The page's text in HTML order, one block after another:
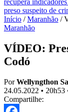
recupera
preso suspeito de
Início / Maranhão /
Maranhão
VÍDEO:
Codó
PorWellyngthon
24.05.2022 • 20h53
Compartilhe: